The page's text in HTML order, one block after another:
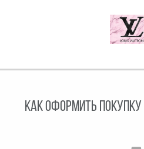
КАК ОФОРМИТЬ ПОКУПКУ